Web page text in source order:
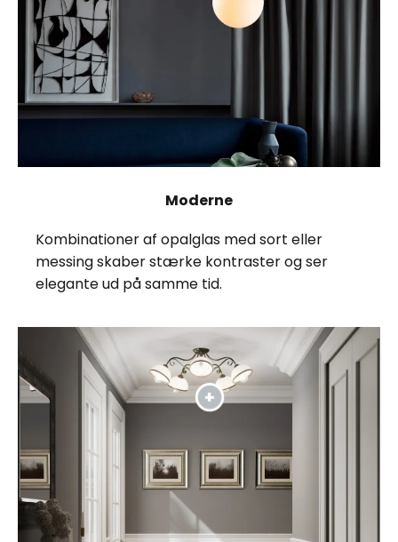
Moderne
Kombinationer af opalglas med sort eller
messing skaber stærke kontraster og ser
elegante ud på samme tid.